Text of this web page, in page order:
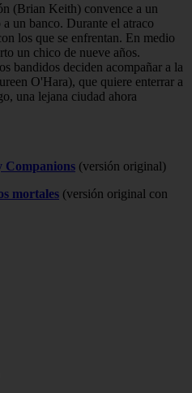
(Brian Keith) convence a un
un banco. Durante el atraco
los que se enfrentan. En medio
un chico de nueve años.
bandidos deciden acompañar a la
O'Hara), que quiere enterrar a
una lejana ciudad ahora
Companions (versión original)
mortales (versión original con